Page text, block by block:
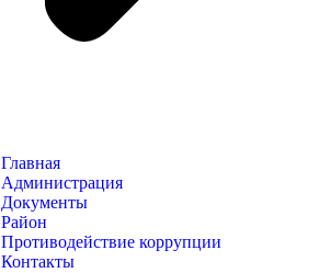
Главная
Администрация
Документы
Район
Противодействие коррупции
Контакты